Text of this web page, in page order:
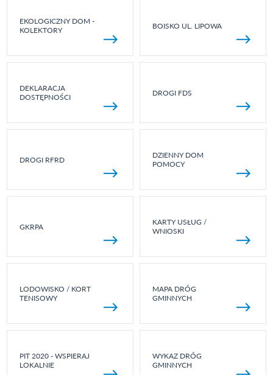
EKOLOGICZNY DOM -
KOLEKTORY
BOISKO UL. LIPOWA
DEKLARACJA
DOSTĘPNOŚCI
DROGI FDS
DROGI RFRD
DZIENNY DOM
POMOCY
GKRPA
KARTY USŁUG /
WNIOSKI
LODOWISKO / KORT
TENISOWY
MAPA DRÓG
GMINNYCH
PIT 2020 - WSPIERAJ
LOKALNIE
WYKAZ DRÓG
GMINNYCH